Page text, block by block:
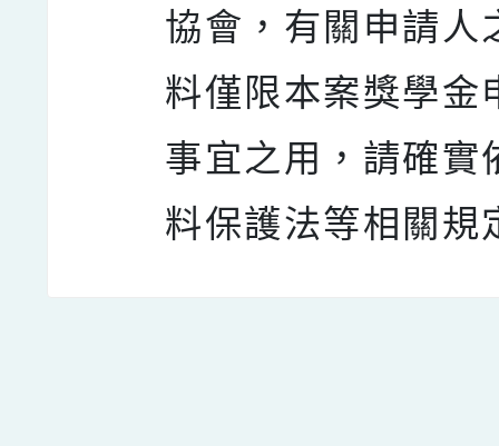
協會，有關申請人
料僅限本案獎學金
事宜之用，請確實
料保護法等相關規